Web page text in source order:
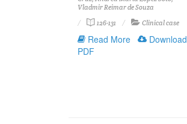
Vladmir Reimar de Souza
126-131
Clinical case
Read More
Download
PDF